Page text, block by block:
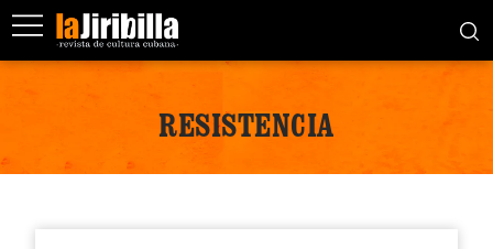
RESISTENCIA